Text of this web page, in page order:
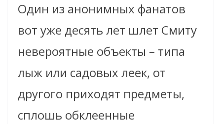
Один из анонимных фанатов
вот уже десять лет шлет Смиту
невероятные объекты – типа
лыж или садовых леек, от
другого приходят предметы,
сплошь обклеенные